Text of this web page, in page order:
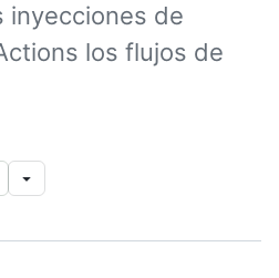
inyecciones de
los flujos de